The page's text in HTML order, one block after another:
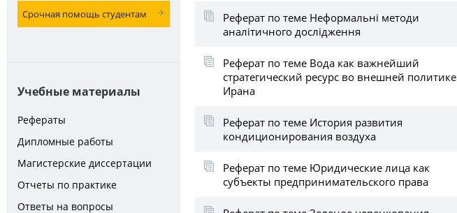
Срочная помощь студентам
Учебные материалы
Рефераты
Дипломные работы
Магистерские диссертации
Отчеты по практике
Ответы на вопросы
Реферат по теме Неформальні методи
аналітичного дослідження
Реферат по теме Вода как важнейший
стратегический ресурс во внешней политике
Ирана
Реферат по теме История развития
кондиционирования воздуха
Реферат по теме Юридические лица как
субъекты предпринимательского права